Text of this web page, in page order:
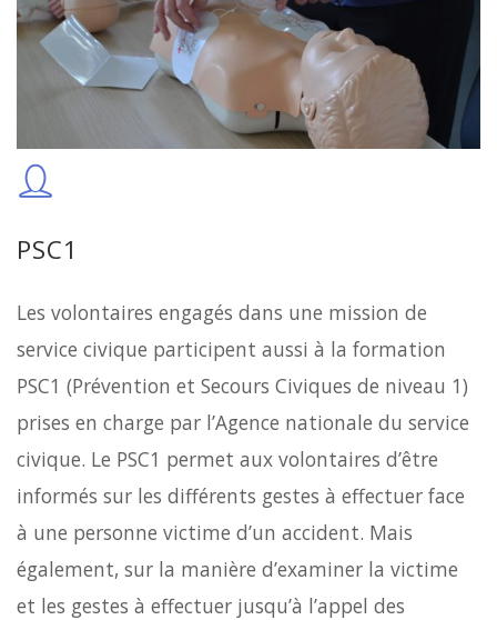
PSC1
Les volontaires engagés dans une mission de
service civique participent aussi à la formation
PSC1 (Prévention et Secours Civiques de niveau 1)
prises en charge par l’Agence nationale du service
civique. Le PSC1 permet aux volontaires d’être
informés sur les différents gestes à effectuer face
à une personne victime d’un accident. Mais
également, sur la manière d’examiner la victime
et les gestes à effectuer jusqu’à l’appel des